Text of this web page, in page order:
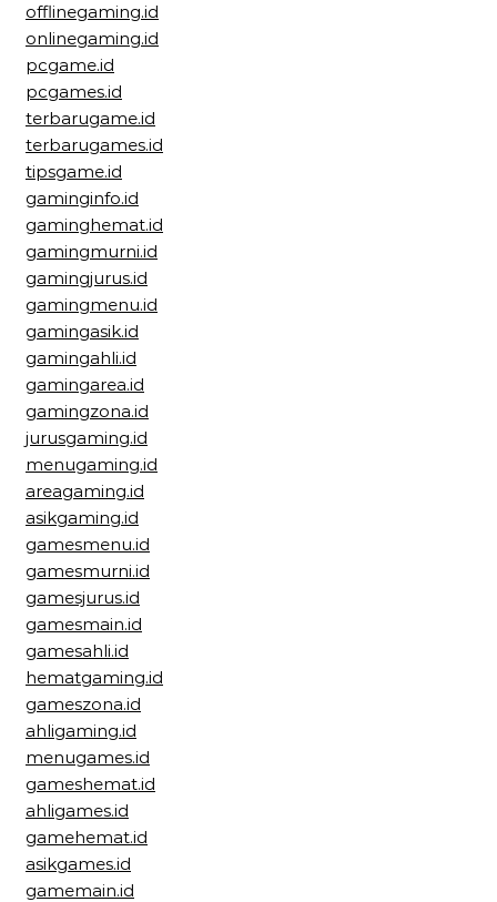
offlinegaming.id
onlinegaming.id
pcgame.id
pcgames.id
terbarugame.id
terbarugames.id
tipsgame.id
gaminginfo.id
gaminghemat.id
gamingmurni.id
gamingjurus.id
gamingmenu.id
gamingasik.id
gamingahli.id
gamingarea.id
gamingzona.id
jurusgaming.id
menugaming.id
areagaming.id
asikgaming.id
gamesmenu.id
gamesmurni.id
gamesjurus.id
gamesmain.id
gamesahli.id
hematgaming.id
gameszona.id
ahligaming.id
menugames.id
gameshemat.id
ahligames.id
gamehemat.id
asikgames.id
gamemain.id